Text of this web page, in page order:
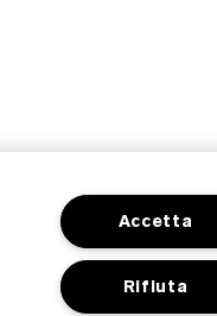
Accetta
Rifiuta